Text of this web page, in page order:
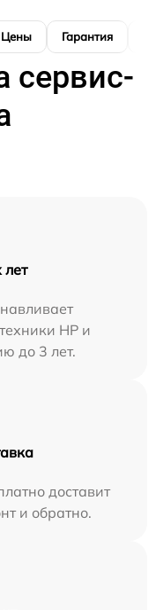
Цены Гарантия
сервис-
HP и
до 3 лет.
доставит
и обратно.